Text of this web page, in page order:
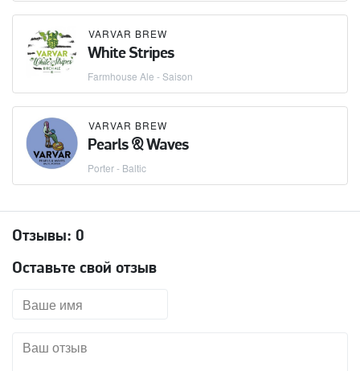
VARVAR BREW
White Stripes
Farmhouse Ale - Saison
VARVAR BREW
Pearls & Waves
Porter - Baltic
Отзывы: 0
Оставьте свой отзыв